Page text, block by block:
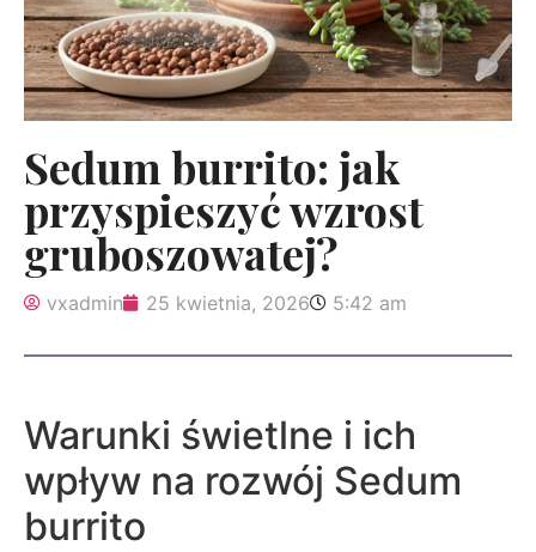
Sedum burrito: jak
przyspieszyć wzrost
gruboszowatej?
vxadmin 25 kwietnia, 2026 5:42 am
Warunki świetlne i ich
wpływ na rozwój Sedum
burrito